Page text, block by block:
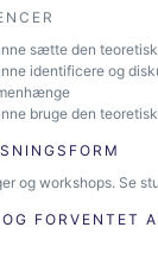
sætte den
identificere og
bruge den
og workshops. Se
FORVENTET